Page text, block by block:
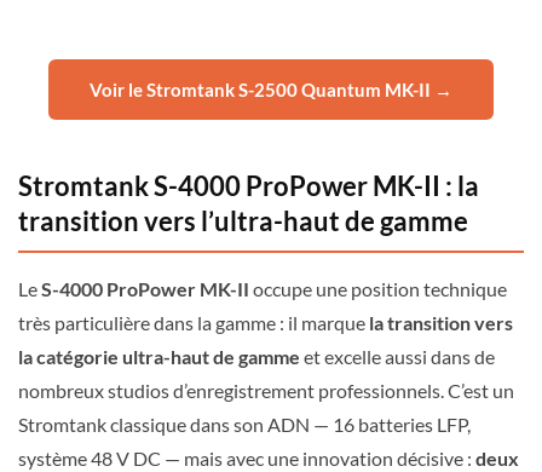
Voir le Stromtank S-2500 Quantum MK-II →
Stromtank S-4000 ProPower MK-II : la
transition vers l’ultra-haut de gamme
LeS-4000 ProPower MK-II occupe une position technique
très particulière dans la gamme : il marque la transition vers
la catégorie ultra-haut de gamme et excelle aussi dans de
nombreux studios d’enregistrement professionnels. C’est un
Stromtank classique dans son ADN — 16 batteries LFP,
système 48 V DC — mais avec une innovation décisive : deux